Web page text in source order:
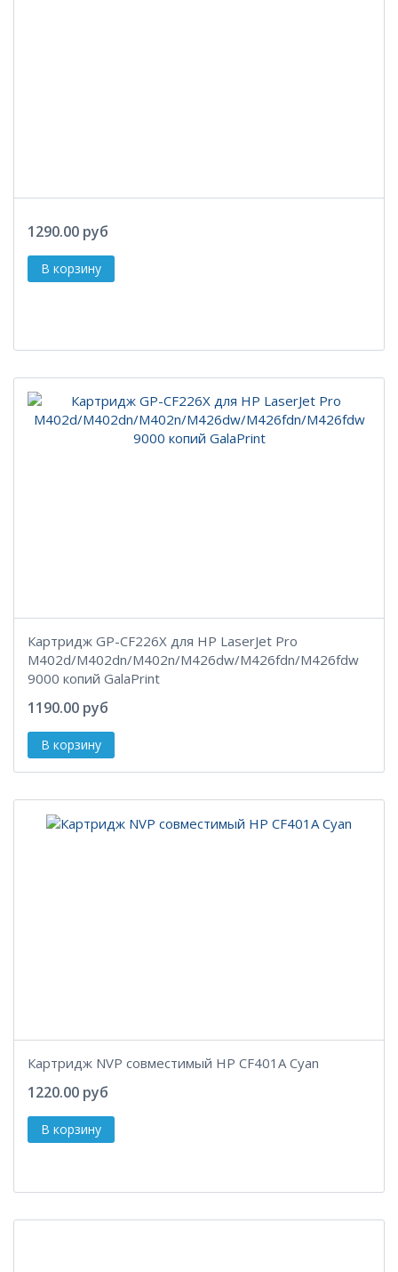
1290.00 руб
Картридж GP-CF226X для HP LaserJet Pro
M402d/M402dn/M402n/M426dw/M426fdn/M426fdw
9000 копий GalaPrint
1190.00 руб
Картридж NVP совместимый HP CF401A Cyan
1220.00 руб